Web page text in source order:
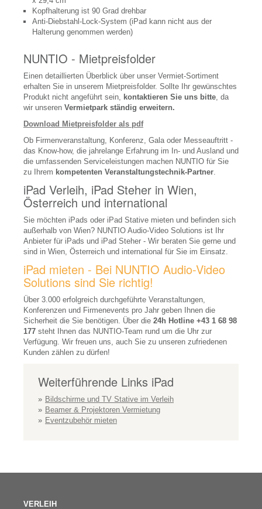
Display Zubehör
Signage Lösungen
Signage Displays
Signage Software
Konferenzraumtechnik
Leinwände, Bildwände
Beschallungsanlagen
Konferenztelefone
Abstimmungsgeräte, Voting
Signalmanagement
Mediensteuerungen
Interaktive Whiteboards
Visualizer
Medienmöbel
Raumbuchungssysteme
Videokonferenz-Systeme
Dolmetschsysteme
Kopfhalterung ist 90 Grad drehbar
Anti-Diebstahl-Lock-System (iPad kann nicht aus der
Halterung genommen werden)
NUNTIO - Mietpreisfolder
Einen detaillierten Überblick über unser Vermiet-Sortiment
erhalten Sie in unserem Mietpreisfolder. Sollte Ihr gewünschtes
Produkt nicht angeführt sein, kontaktieren Sie uns bitte, da
wir unseren Vermietpark ständig erweitern.
Download Mietpreisfolder als pdf
Ob Firmenveranstaltung, Konferenz, Gala oder Messeauftritt -
das Know-how, die jahrelange Erfahrung im In- und Ausland und
die umfassenden Serviceleistungen machen NUNTIO für Sie
zu Ihrem kompetenten Veranstaltungstechnik-Partner.
iPad Verleih, iPad Steher in Wien,
Österreich und international
Sie möchten iPads oder iPad Stative mieten und befinden sich
außerhalb von Wien? NUNTIO Audio-Video Solutions ist Ihr
Anbieter für iPads und iPad Steher - Wir beraten Sie gerne und
sind in Wien, Österreich und international für Sie im Einsatz.
iPad mieten - Bei NUNTIO Audio-Video
Solutions sind Sie richtig!
Über 3.000 erfolgreich durchgeführte Veranstaltungen,
Konferenzen und Firmenevents pro Jahr geben Ihnen die
Sicherheit die Sie benötigen. Über die 24h Hotline +43 1 68 98
177 steht Ihnen das NUNTIO-Team rund um die Uhr zur
Verfügung. Wir freuen uns, auch Sie zu unseren zufriedenen
Kunden zählen zu dürfen!
Weiterführende Links iPad
Bildschirme und TV Stative im Verleih
Beamer & Projektoren Vermietung
Eventzubehör mieten
VERLEIH